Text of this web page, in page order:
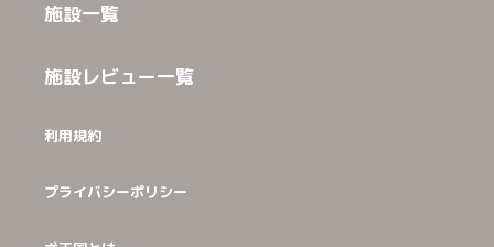
施設一覧
施設レビュー一覧
利用規約
プライバシーポリシー